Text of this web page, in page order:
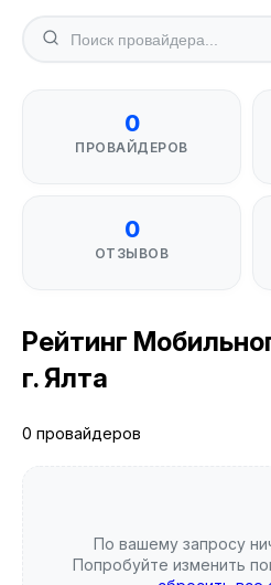
0
ПРОВАЙДЕРОВ
0
ОТЗЫВОВ
Рейтинг
г. Ялта
0 провайдеров
По вашему запросу
Попробуйте изменить